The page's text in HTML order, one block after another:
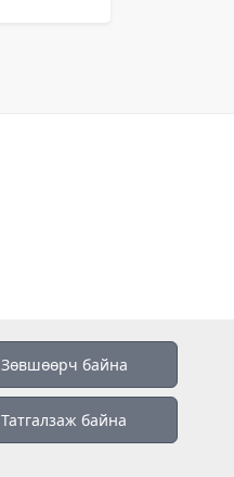
Зөвшөөрч байна
Татгалзаж байна